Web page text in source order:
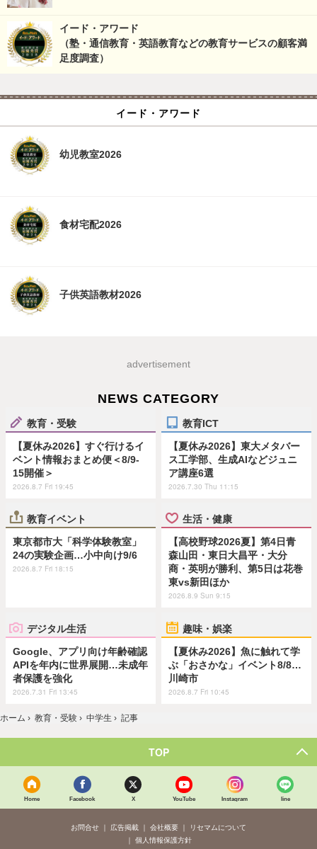
イード・アワード
（塾・通信教育・英語教育などの教育サービスの顧客満
足度調査）
イード・アワード
幼児教室2026
食材宅配2026
子供英語教材2026
advertisement
NEWS CATEGORY
教育・受験
【夏休み2026】すぐ行けるイ
ベント情報おまとめ便＜8/9-
15開催＞
2026.8.7 Fri 19:45
教育ICT
【夏休み2026】東大メタバー
ス工学部、生成AIなどジュニ
ア講座6選
2026.7.30 Thu 11:15
教育イベント
東京都市大「科学体験教室」
24の実験企画…小中向け9/6
2026.8.7 Fri 18:15
生活・健康
【高校野球2026夏】第4日青
森山田・東日大昌平・大分
商・英明が勝利、第5日は花巻
東vs新田ほか
2026.8.9 Sun 9:15
デジタル生活
Google、アプリ向け年齢確認
APIを年内に世界展開…未成年
者保護を強化
2026.7.31 Fri 13:45
趣味・娯楽
【夏休み2026】魚に触れて学
ぶ「おさかな」イベント8/8…
川崎市
2026.8.7 Fri 10:45
ホーム › 教育・受験 › 中学生 › 記事
TOP
Home Facebook X YouTube Instagram line
お問合せ 広告掲載 会社概要
リセマムについて
個人情報保護方針